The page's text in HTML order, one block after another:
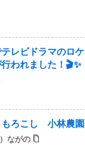
レビドラマのロケ
われました！🎬✨
もろこし 小林農園
ながの